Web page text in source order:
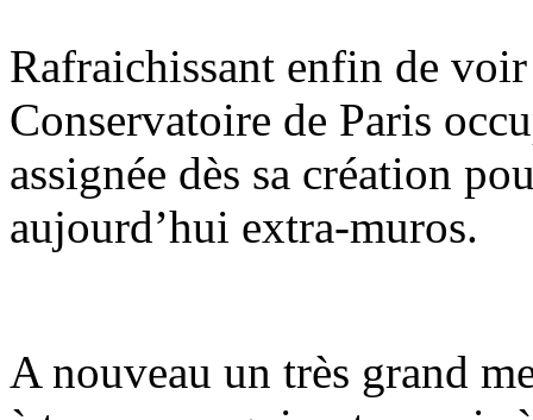
Rafraichissant enfin de
Conservatoire de Paris
assignée dès sa création
aujourd’hui extra-muros.
A nouveau un très grand